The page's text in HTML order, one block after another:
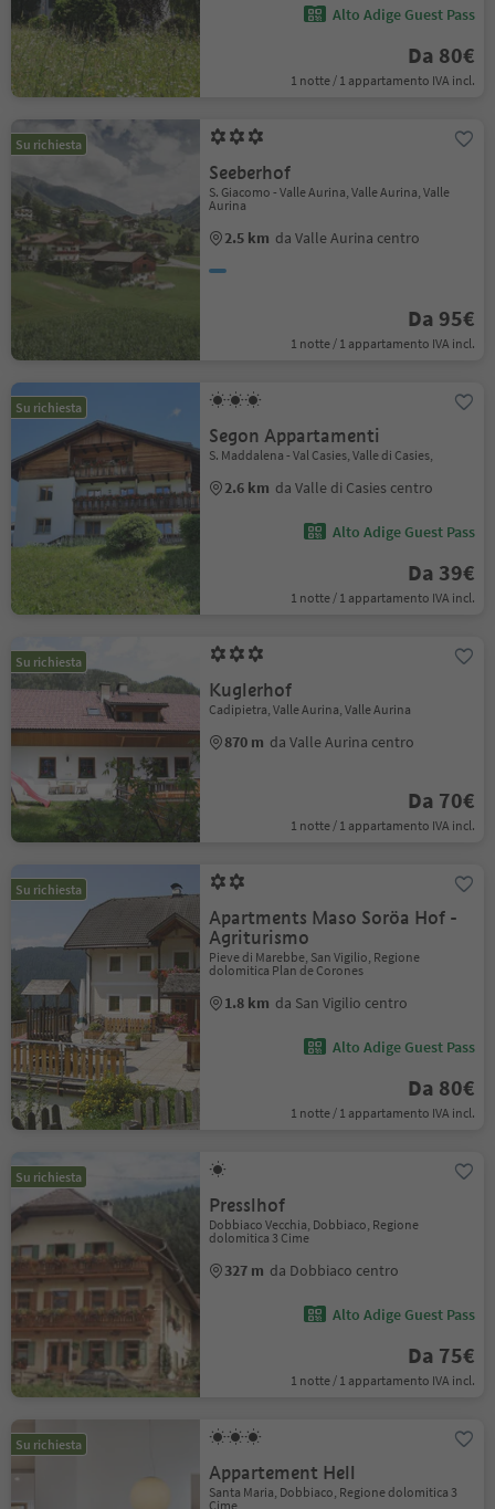
Alto Adige Guest Pass
Da 80€
1 notte / 1 appartamento IVA incl.
Su richiesta
Seeberhof
S. Giacomo - Valle Aurina, Valle Aurina, Valle
Aurina
2.5 km da Valle Aurina centro
Da 95€
1 notte / 1 appartamento IVA incl.
Su richiesta
Segon Appartamenti
S. Maddalena - Val Casies, Valle di Casies,
2.6 km da Valle di Casies centro
Alto Adige Guest Pass
Da 39€
1 notte / 1 appartamento IVA incl.
Su richiesta
Kuglerhof
Cadipietra, Valle Aurina, Valle Aurina
870 m da Valle Aurina centro
Da 70€
1 notte / 1 appartamento IVA incl.
Su richiesta
Apartments Maso Soröa Hof -
Agriturismo
Pieve di Marebbe, San Vigilio, Regione
dolomitica Plan de Corones
1.8 km da San Vigilio centro
Alto Adige Guest Pass
Da 80€
1 notte / 1 appartamento IVA incl.
Su richiesta
Presslhof
Dobbiaco Vecchia, Dobbiaco, Regione
dolomitica 3 Cime
327 m da Dobbiaco centro
Alto Adige Guest Pass
Da 75€
1 notte / 1 appartamento IVA incl.
Su richiesta
Appartement Hell
Santa Maria, Dobbiaco, Regione dolomitica 3
Cime